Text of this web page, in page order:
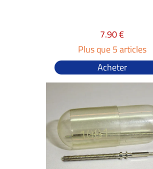
7.90 €
Plus que 5 articles
Acheter